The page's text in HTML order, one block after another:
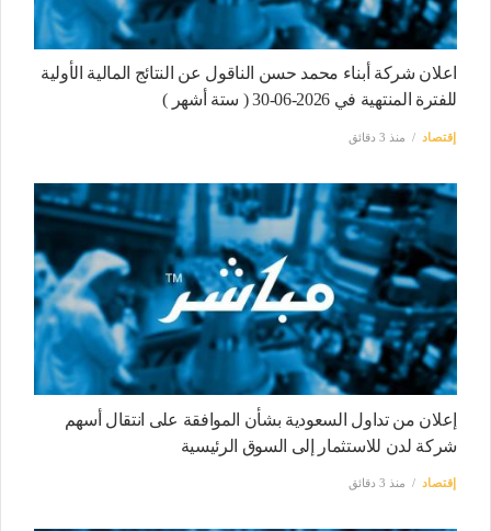
اعلان شركة أبناء محمد حسن الناقول عن النتائج المالية الأولية
للفترة المنتهية في 2026-06-30 ( ستة أشهر )
إقتصاد منذ 3 دقائق
إعلان من تداول السعودية بشأن الموافقة على انتقال أسهم
شركة لدن للاستثمار إلى السوق الرئيسية
إقتصاد منذ 3 دقائق